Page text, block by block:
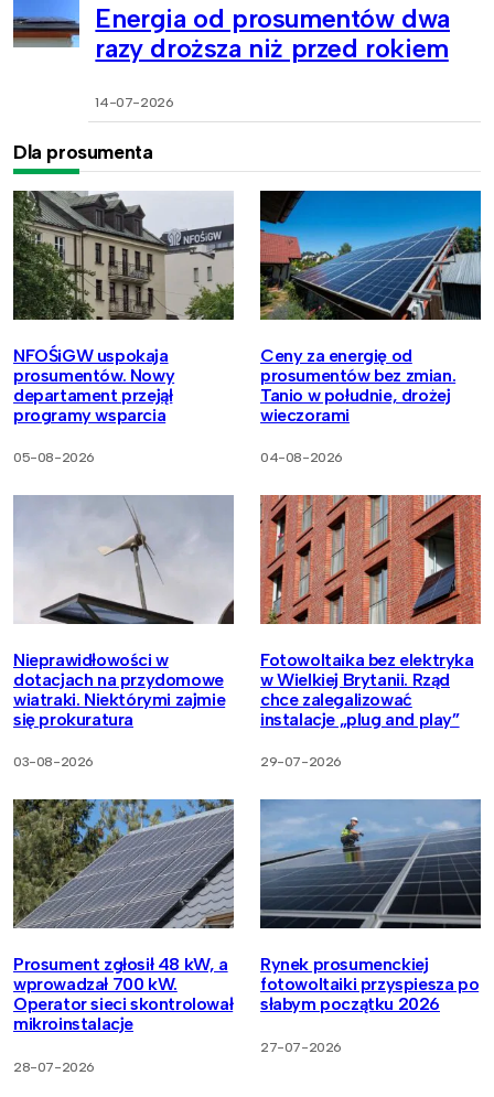
Energia od prosumentów dwa
razy droższa niż przed rokiem
14-07-2026
Dla prosumenta
NFOŚiGW uspokaja
prosumentów. Nowy
departament przejął
programy wsparcia
05-08-2026
Ceny za energię od
prosumentów bez zmian.
Tanio w południe, drożej
wieczorami
04-08-2026
Nieprawidłowości w
dotacjach na przydomowe
wiatraki. Niektórymi zajmie
się prokuratura
03-08-2026
Fotowoltaika bez elektryka
w Wielkiej Brytanii. Rząd
chce zalegalizować
instalacje „plug and play”
29-07-2026
Prosument zgłosił 48 kW, a
wprowadzał 700 kW.
Operator sieci skontrolował
mikroinstalacje
28-07-2026
Rynek prosumenckiej
fotowoltaiki przyspiesza po
słabym początku 2026
27-07-2026